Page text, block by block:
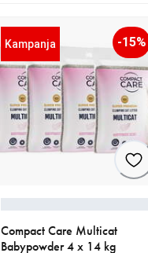
Kampanja -15%
Compact Care Multicat
Babypowder 4 x 14 kg